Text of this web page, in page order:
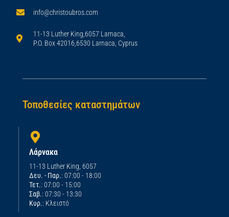
info@christoubros.com
11-13 Luther King,6057 Larnaca,
P.O. Box 42016,6530 Larnaca, Cyprus
Τοποθεσίες καταστημάτων
Λάρνακα
11-13 Luther King, 6057
Δευ. - Παρ.: 07:00 - 18:00
Τετ.: 07:00 - 15:00
Σαβ.: 07:30 - 13:30
Κυρ.: Κλειστό